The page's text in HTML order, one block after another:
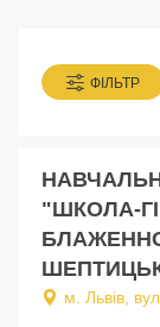
ФІЛЬТР
"ШКОЛА-
м. Львів,